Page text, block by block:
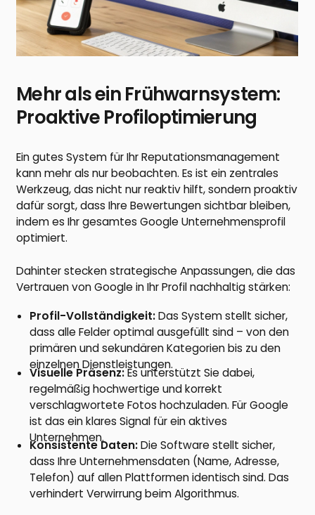
Mehr als ein Frühwarnsystem:
Proaktive Profiloptimierung
Ein gutes System für Ihr Reputationsmanagement
kann mehr als nur beobachten. Es ist ein zentrales
Werkzeug, das nicht nur reaktiv hilft, sondern proaktiv
dafür sorgt, dass Ihre Bewertungen sichtbar bleiben,
indem es Ihr gesamtes Google Unternehmensprofil
optimiert.
Dahinter stecken strategische Anpassungen, die das
Vertrauen von Google in Ihr Profil nachhaltig stärken:
Profil-Vollständigkeit:Das System stellt sicher,
dass alle Felder optimal ausgefüllt sind – von den
primären und sekundären Kategorien bis zu den
einzelnen Dienstleistungen.
Visuelle Präsenz:Es unterstützt Sie dabei,
regelmäßig hochwertige und korrekt
verschlagwortete Fotos hochzuladen. Für Google
ist das ein klares Signal für ein aktives
Unternehmen.
Konsistente Daten:Die Software stellt sicher,
dass Ihre Unternehmensdaten (Name, Adresse,
Telefon) auf allen Plattformen identisch sind. Das
verhindert Verwirrung beim Algorithmus.